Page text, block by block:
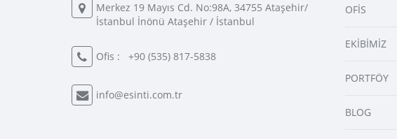
Merkez 19 Mayıs Cd. No:98A, 34755 Ataşehir/
İstanbul İnönü Ataşehir / İstanbul
Ofis : +90 (535) 817-5838
info@esinti.com.tr
OFİS
EKİBİMİZ
PORTFÖY
BLOG